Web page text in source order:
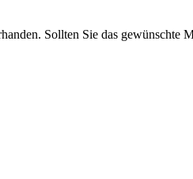
Sollten Sie das